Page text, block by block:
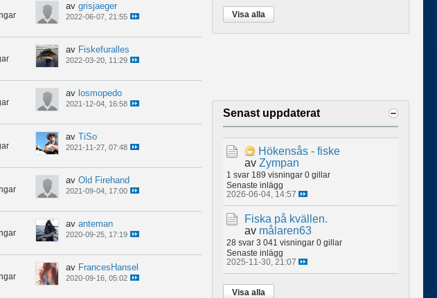
av grisjaeger
2022-06-07, 21:55
av Fiskefuralles
2022-03-20, 11:29
av losmopedo
2021-12-04, 16:58
av TiSo
2021-11-27, 07:48
av Old Firehand
2021-09-04, 17:00
av anteman
2020-09-25, 17:19
av FrancesHansel
2020-09-16, 05:02
Visa alla
Senast uppdaterat
Hökensås - fiske
av Zympan
1 svar 189 visningar 0 gillar
Senaste inlägg
2026-06-04, 14:57
Fiska på kvällen.
av målaren63
28 svar 3 041 visningar 0 gillar
Senaste inlägg
2025-11-30, 21:07
Visa alla